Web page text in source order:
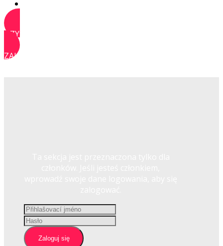
UZYSKAJ DOSTĘP
ZALOGUJ SIĘ
Zaloguj się